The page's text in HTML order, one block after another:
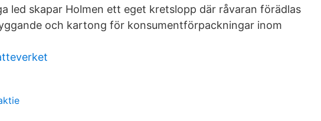
led skapar Holmen ett eget kretslopp där råvaran förädlas
och kartong för konsumentförpackningar inom